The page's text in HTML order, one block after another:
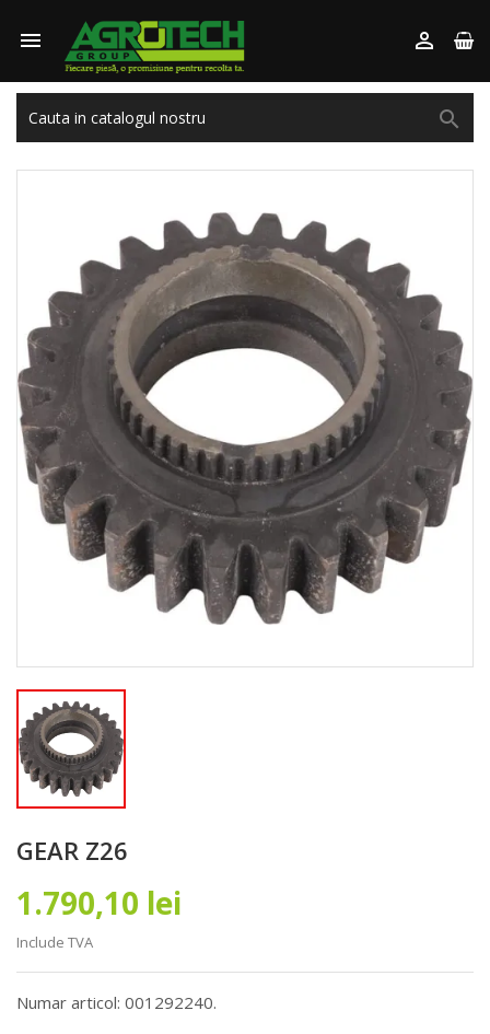
 

GEAR Z26
1.790,10 lei
Include TVA
Numar articol: 001292240.